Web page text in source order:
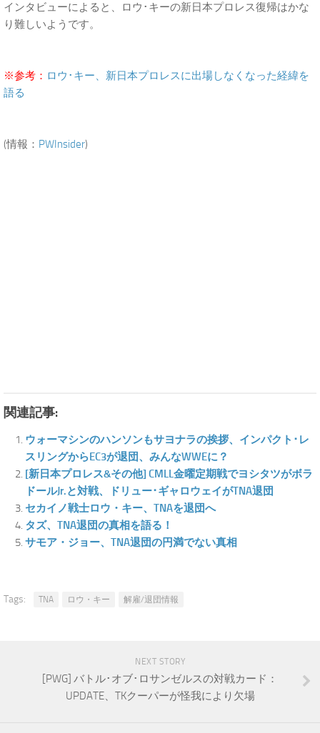
インタビューによると、ロウ･キーの新日本プロレス復帰はかな
り難しいようです。
※参考： ロウ･キー、新日本プロレスに出場しなくなった経緯を
語る
(情報： PWInsider)
関連記事:
ウォーマシンのハンソンもサヨナラの挨拶、インパクト･レ
スリングからEC3が退団、みんなWWEに？
[新日本プロレス&その他] CMLL金曜定期戦でヨシタツがボラ
ドールJr.と対戦、ドリュー･ギャロウェイがTNA退団
セカイノ戦士ロウ・キー、TNAを退団へ
タズ、TNA退団の真相を語る！
サモア・ジョー、TNA退団の円満でない真相
Tags: TNA ロウ・キー 解雇/退団情報
NEXT STORY
[PWG] バトル･オブ･ロサンゼルスの対戦カード：
UPDATE、TKクーパーが怪我により欠場